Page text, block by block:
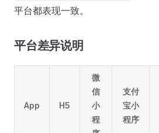
平台都表现一致。
平台差异说明
App H5
微
信
小
程
支付
宝小
程序